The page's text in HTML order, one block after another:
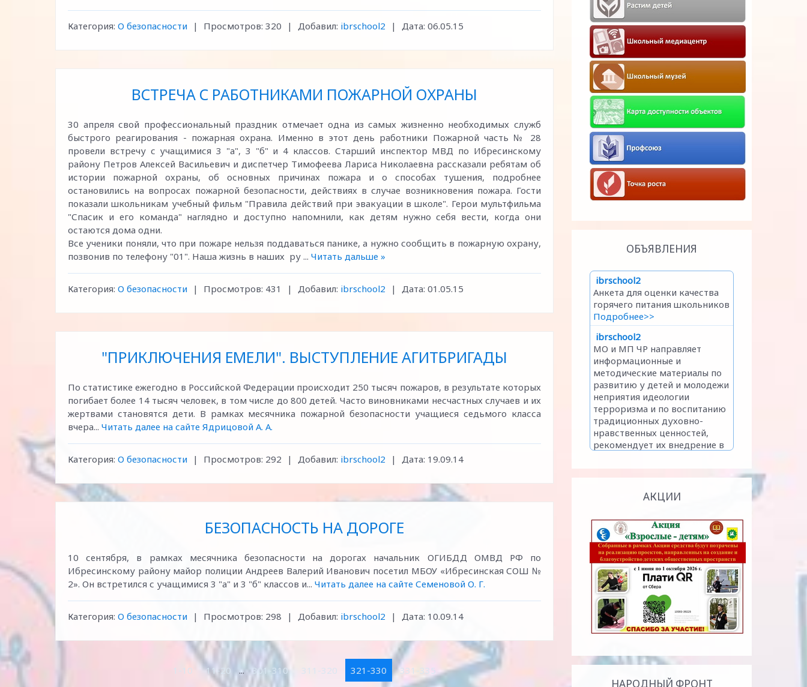
Категория: О безопасности | Просмотров: 320 | Добавил: ibrschool2 | Дата: 06.05.15
ВСТРЕЧА С РАБОТНИКАМИ ПОЖАРНОЙ ОХРАНЫ
30 апреля свой профессиональный праздник отмечает одна из самых жизненно необходимых служб
быстрого реагирования - пожарная охрана. Именно в этот день работники Пожарной часть № 28
провели встречу с учащимися 3 "а", 3 "б" и 4 классов. Старший инспектор МВД по Ибресинскому
району Петров Алексей Васильевич и диспетчер Тимофеева Лариса Николаевна рассказали ребятам об
истории пожарной охраны, об основных причинах пожара и о способах тушения, подробнее
остановились на вопросах пожарной безопасности, действиях в случае возникновения пожара. Гости
показали школьникам учебный фильм "Правила действий при эвакуации в школе". Герои мультфильма
"Спасик и его команда" наглядно и доступно напомнили, как детям нужно себя вести, когда они
остаются дома одни.
Все ученики поняли, что при пожаре нельзя поддаваться панике, а нужно сообщить в пожарную охрану,
позвонив по телефону "01". Наша жизнь в наших ру ... Читать дальше »
Категория: О безопасности | Просмотров: 431 | Добавил: ibrschool2 | Дата: 01.05.15
"ПРИКЛЮЧЕНИЯ ЕМЕЛИ". ВЫСТУПЛЕНИЕ АГИТБРИГАДЫ
По статистике ежегодно в Российской Федерации происходит 250 тысяч пожаров, в результате которых
погибает более 14 тысяч человек, в том числе до 800 детей. Часто виновниками несчастных случаев и их
жертвами становятся дети. В рамках месячника пожарной безопасности учащиеся седьмого класса
вчера... Читать далее на сайте Ядрицовой А. А.
Категория: О безопасности | Просмотров: 292 | Добавил: ibrschool2 | Дата: 19.09.14
БЕЗОПАСНОСТЬ НА ДОРОГЕ
10 сентября, в рамках месячника безопасности на дорогах начальник ОГИБДД ОМВД РФ по
Ибресинскому району майор полиции Андреев Валерий Иванович посетил МБОУ «Ибресинская СОШ №
2». Он встретился с учащимися 3 "а" и 3 "б" классов и... Читать далее на сайте Семеновой О. Г.
Категория: О безопасности | Просмотров: 298 | Добавил: ibrschool2 | Дата: 10.09.14
1-10 11-20 ... 301-310 311-320 321-330 331-335
ОБЪЯВЛЕНИЯ
АКЦИИ
НАРОДНЫЙ ФРОНТ